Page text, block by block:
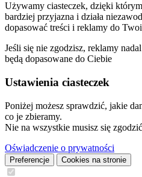
Używamy ciasteczek, dzięki
bardziej przyjazna i działa
dopasować treści i reklamy do
Jeśli się nie zgodzisz, reklamy
będą dopasowane do Ciebie
Ustawienia ciasteczek
Poniżej możesz sprawdzić, jakie
co je zbieramy.
Nie na wszystkie musisz się
Oświadczenie o prywatności
Preferencje Cookies na stronie